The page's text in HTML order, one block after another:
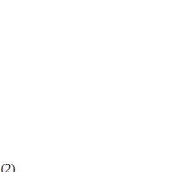
(2)